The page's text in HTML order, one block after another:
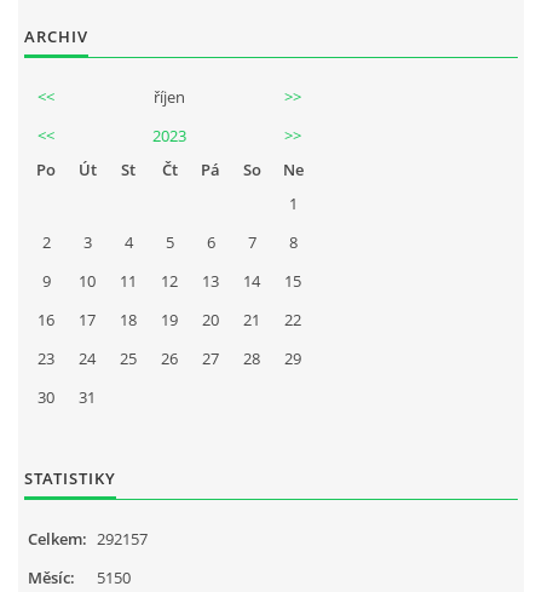
ARCHIV
<< říjen
>>
<<
2023
>>
Po
Út St Čt Pá So
Ne
1
2
3 4 5 6 7
8
9
10 11 12 13 14
15
16
17 18 19 20 21
22
23
24 25 26 27 28
29
30
31
STATISTIKY
Celkem: 292157
Měsíc:
5150